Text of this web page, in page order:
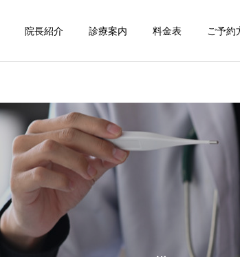
院長紹介 診療案内 料金表 ご予約
舌下免疫療法
予防接種 一般内科外来
お役立ち情報
尿で、がんリスク検査 ★スマホで